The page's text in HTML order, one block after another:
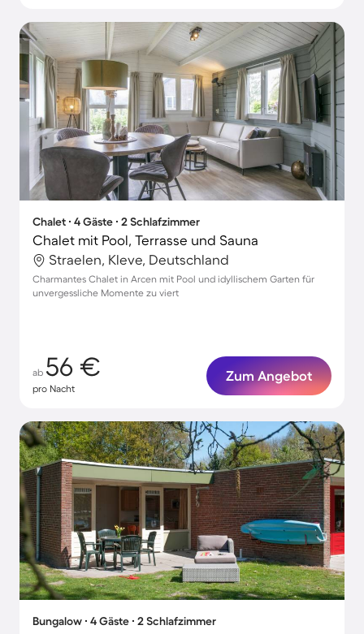
Chalet ∙ 4 Gäste ∙ 2 Schlafzimmer
Chalet mit Pool, Terrasse und Sauna
Straelen, Kleve, Deutschland
Charmantes Chalet in Arcen mit Pool und idyllischem Garten für
unvergessliche Momente zu viert
ab 56 €
pro Nacht
Zum Angebot
Bungalow ∙ 4 Gäste ∙ 2 Schlafzimmer